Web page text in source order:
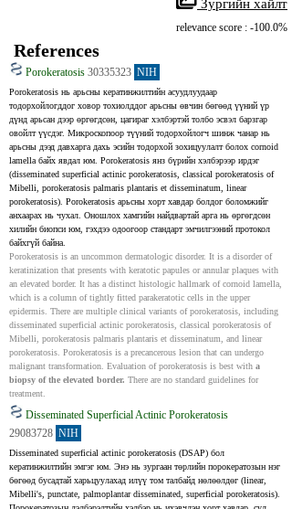
Зургийн хайлт
relevance score : -100.0%
References
Porokeratosis 30335323 NIH
Porokeratosis нь арьсны кератинжилтийн асуудлуудаар
тодорхойлогддог ховор тохиолддог арьсны өвчин бөгөөд үүний үр
дүнд арьсан дээр өргөгдсөн, цагираг хэлбэртэй толбо эсвэл барзгар
овойлт үүсдэг. Микроскопоор түүний тодорхойлогч шинж чанар нь
арьсны дээд давхарга дахь эсийн тодорхой зохицуулалт болох cornoid
lamella байх явдал юм. Porokeratosis янз бүрийн хэлбэрээр ирдэг
(disseminated superficial actinic porokeratosis, classical porokeratosis of
Mibelli, porokeratosis palmaris plantaris et disseminatum, linear
porokeratosis). Porokeratosis арьсны хорт хавдар болдог боломжийг
анхаарах нь чухал. Оношлох хамгийн найдвартай арга нь өргөгдсөн
хилийн биопси юм, гэхдээ одоогоор стандарт эмчилгээний протокол
байхгүй байна.
Porokeratosis is an uncommon dermatologic disorder. It is a disorder of
keratinization that presents with keratotic papules or annular plaques with
an elevated border. It has a distinct histologic hallmark of cornoid lamella,
which is a column of tightly fitted parakeratotic cells in the upper
epidermis. There are multiple clinical variants of porokeratosis, including
disseminated superficial actinic porokeratosis, classical porokeratosis of
Mibelli, porokeratosis palmaris plantaris et disseminatum, and linear
porokeratosis. Porokeratosis is a precancerous lesion that can undergo
malignant transformation. Evaluation of porokeratosis is best with a
biopsy of the elevated border. There are no standard guidelines for
treatment.
Disseminated Superficial Actinic Porokeratosis
29083728 NIH
Disseminated superficial actinic porokeratosis (DSAP) бол
кератинжилтийн эмгэг юм. Энэ нь зургаан төрлийн порокератозын нэг
бөгөөд бусадтай харьцуулахад илүү том талбайд нөлөөлдөг (linear,
Mibelli's, punctate, palmoplantar disseminated, superficial porokeratosis).